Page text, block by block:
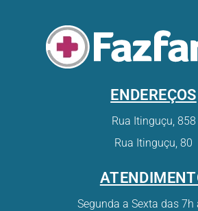
ENDEREÇOS
Rua Itinguçu, 858
Rua Itinguçu, 80
Segunda a Sexta das 7h